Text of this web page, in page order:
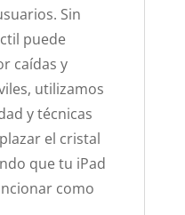
Sin
puede
caídas y
utilizamos
y técnicas
el cristal
que tu iPad
como